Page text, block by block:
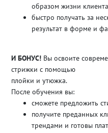
образом жизни клиента
быстро получать за
результат в форме и
И БОНУС! Вы освоите
стрижки с помощью
плойки и утюжка.
После обучения вы:
сможете предложить
получите преданных
трендами и готовы